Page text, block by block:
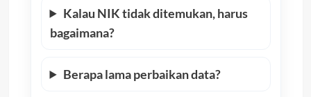
Kalau NIK tidak ditemukan, harus
bagaimana?
Berapa lama perbaikan data?